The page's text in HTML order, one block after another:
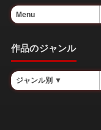
作品のジャンル